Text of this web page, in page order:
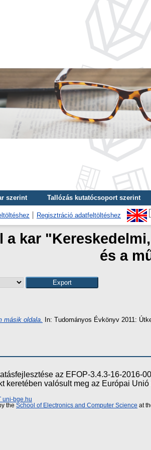
szerint Tallózás kutatócsoport szerint
Regisztráció adatfeltöltéshez
a kar
és a
másik oldala. In: Tudományos Évkönyv 2011:
az EFOP-3.4.3-16-
keretében valósult meg az Európai
uni-bge.hu
the School of Electronics and Computer Science at